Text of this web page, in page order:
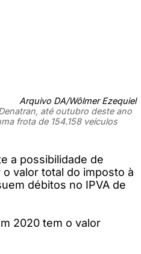
Arquivo DA/Wôlmer Ezequiel
até outubro deste ano
frota de 154.158 veículos
a possibilidade de
valor total do imposto à
débitos no IPVA de
2020 tem o valor